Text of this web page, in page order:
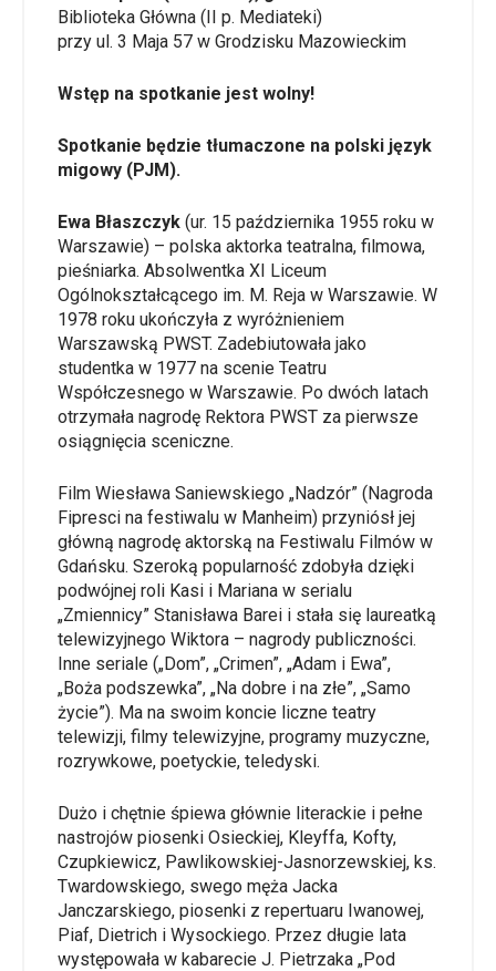
Biblioteka Główna (II p. Mediateki)
przy ul. 3 Maja 57 w Grodzisku Mazowieckim
Wstęp na spotkanie jest wolny!
Spotkanie będzie tłumaczone na polski język
migowy (PJM).
Ewa Błaszczyk (ur. 15 października 1955 roku w
Warszawie) – polska aktorka teatralna, filmowa,
pieśniarka. Absolwentka XI Liceum
Ogólnokształcącego im. M. Reja w Warszawie. W
1978 roku ukończyła z wyróżnieniem
Warszawską PWST. Zadebiutowała jako
studentka w 1977 na scenie Teatru
Współczesnego w Warszawie. Po dwóch latach
otrzymała nagrodę Rektora PWST za pierwsze
osiągnięcia sceniczne.
Film Wiesława Saniewskiego „Nadzór” (Nagroda
Fipresci na festiwalu w Manheim) przyniósł jej
główną nagrodę aktorską na Festiwalu Filmów w
Gdańsku. Szeroką popularność zdobyła dzięki
podwójnej roli Kasi i Mariana w serialu
„Zmiennicy” Stanisława Barei i stała się laureatką
telewizyjnego Wiktora – nagrody publiczności.
Inne seriale („Dom”, „Crimen”, „Adam i Ewa”,
„Boża podszewka”, „Na dobre i na złe”, „Samo
życie”). Ma na swoim koncie liczne teatry
telewizji, filmy telewizyjne, programy muzyczne,
rozrywkowe, poetyckie, teledyski.
Dużo i chętnie śpiewa głównie literackie i pełne
nastrojów piosenki Osieckiej, Kleyffa, Kofty,
Czupkiewicz, Pawlikowskiej-Jasnorzewskiej, ks.
Twardowskiego, swego męża Jacka
Janczarskiego, piosenki z repertuaru Iwanowej,
Piaf, Dietrich i Wysockiego. Przez długie lata
występowała w kabarecie J. Pietrzaka „Pod